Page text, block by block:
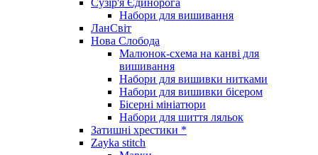
Набори для вишивання
ЛанСвіт
Нова Слобода
Малюнок-схема на канві для
вишивання
Набори для вишивки нитками
Набори для вишивки бісером
Бісерні мініатюри
Набори для шиття ляльок
Затишні хрестики *
Zayka stitch